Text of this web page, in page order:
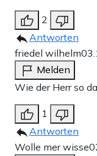
2
Antworten
friedel wilhelm
Melden
Wie der Herr so
1
Antworten
Wolle mer wisse